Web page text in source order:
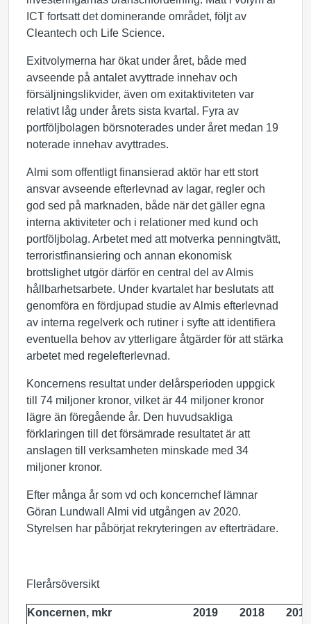
ICT fortsatt det dominerande området, följt av
Cleantech och Life Science.
Exitvolymerna har ökat under året, både med
avseende på antalet avyttrade innehav och
försäljningslikvider, även om exitaktiviteten var
relativt låg under årets sista kvartal. Fyra av
portföljbolagen börsnoterades under året medan 19
noterade innehav avyttrades.
Almi som offentligt finansierad aktör har ett stort
ansvar avseende efterlevnad av lagar, regler och
god sed på marknaden, både när det gäller egna
interna aktiviteter och i relationer med kund och
portföljbolag. Arbetet med att motverka penningtvätt,
terroristfinansiering och annan ekonomisk
brottslighet utgör därför en central del av Almis
hållbarhetsarbete. Under kvartalet har beslutats att
genomföra en fördjupad studie av Almis efterlevnad
av interna regelverk och rutiner i syfte att identifiera
eventuella behov av ytterligare åtgärder för att stärka
arbetet med regelefterlevnad.
Koncernens resultat under delårsperioden uppgick
till 74 miljoner kronor, vilket är 44 miljoner kronor
lägre än föregående år. Den huvudsakliga
förklaringen till det försämrade resultatet är att
anslagen till verksamheten minskade med 34
miljoner kronor.
Efter många år som vd och koncernchef lämnar
Göran Lundwall Almi vid utgången av 2020.
Styrelsen har påbörjat rekryteringen av efterträdare.
Flerårsöversikt
Koncernen, mkr 2019 2018 2017